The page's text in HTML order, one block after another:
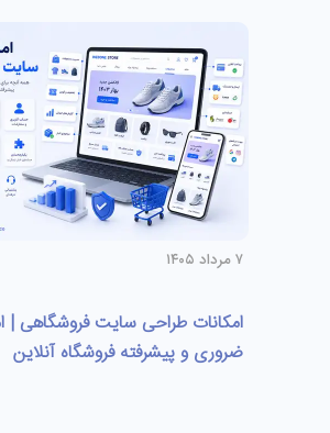
۷ مرداد ۱۴۰۵
امکانات طراحی سایت فروشگاهی |
ضروری و پیشرفته فروشگاه آنلاین